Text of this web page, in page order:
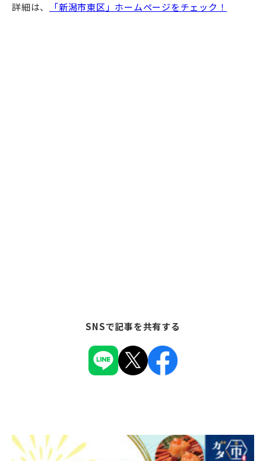
詳細は、 「新潟市東区」ホームページをチェック！
SNSで記事を共有する